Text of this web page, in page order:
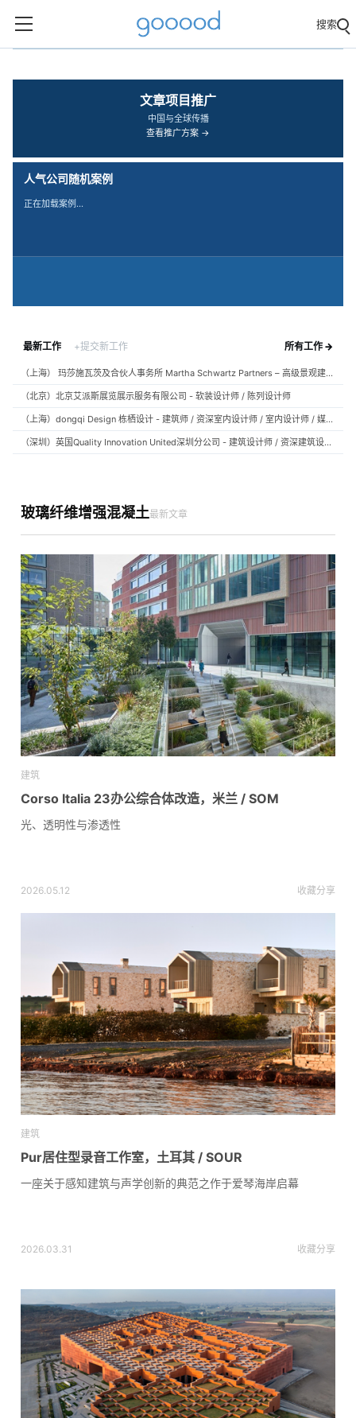
搜索
文章项目推广
中国与全球传播
查看推广方案 →
人气公司随机案例
正在加载案例…
最新工作 +提交新工作 所有工作 →
（上海） 玛莎施瓦茨及合伙人事务所 Martha Schwartz Partners – 高级景观建筑师 Senior Landscape Designer / 景观建筑师 Landscape Designer
（北京）北京艾派斯展览展示服务有限公司 - 软装设计师 / 陈列设计师
（上海）dongqi Design 栋栖设计 - 建筑师 / 资深室内设计师 / 室内设计师 / 媒体及公共关系主管 / 设计实习生（常年招聘）
（深圳）英国Quality Innovation United深圳分公司 - 建筑设计师 / 资深建筑设计师 / 室内设计师 / 设计实习生
玻璃纤维增强混凝土最新文章
建筑
Corso Italia 23办公综合体改造，米兰 / SOM
光、透明性与渗透性
2026.05.12 收藏分享
建筑
Pur居住型录音工作室，土耳其 / SOUR
一座关于感知建筑与声学创新的典范之作于爱琴海岸启幕
2026.03.31 收藏分享